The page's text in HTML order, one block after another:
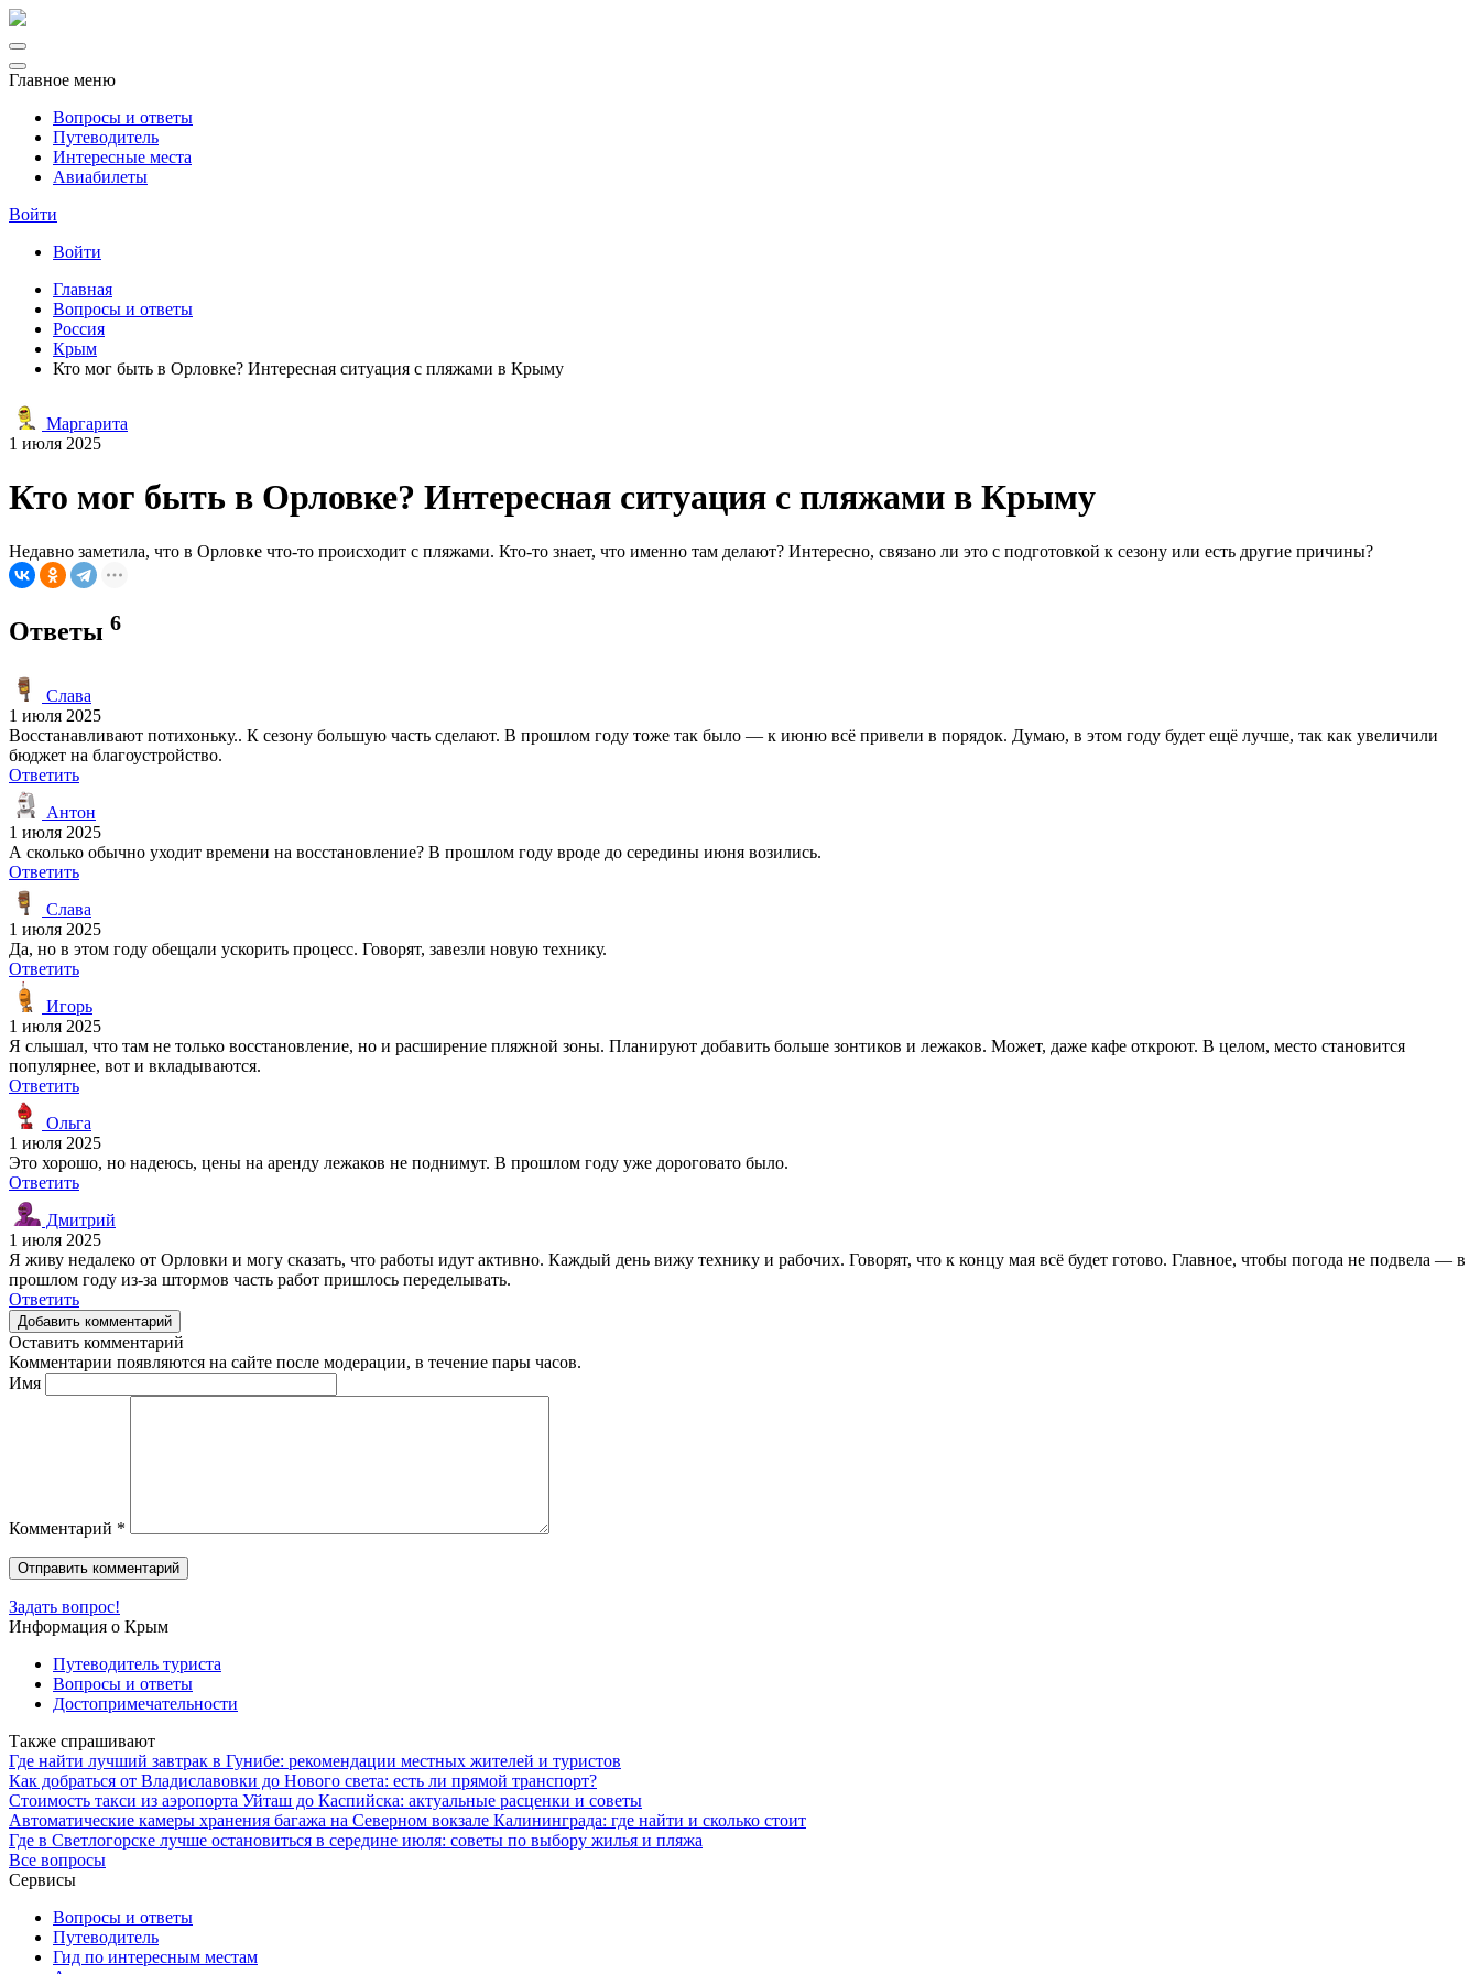
Главное меню
Вопросы и ответы
Путеводитель
Интересные места
Авиабилеты
Войти
Войти
Главная
Вопросы и ответы
Россия
Крым
Кто мог быть в Орловке? Интересная ситуация с пляжами в Крыму
Маргарита
1 июля 2025
Кто мог быть в Орловке? Интересная ситуация с пляжами в Крыму
Недавно заметила, что в Орловке что-то происходит с пляжами. Кто-то знает, что именно там делают? Интересно, связано ли это с подготовкой к сезону или есть другие причины?
Ответы 6
Слава
1 июля 2025
Восстанавливают потихоньку.. К сезону большую часть сделают. В прошлом году тоже так было — к июню всё привели в порядок. Думаю, в этом году будет ещё лучше, так как увеличили
бюджет на благоустройство.
Ответить
Антон
1 июля 2025
А сколько обычно уходит времени на восстановление? В прошлом году вроде до середины июня возились.
Ответить
Слава
1 июля 2025
Да, но в этом году обещали ускорить процесс. Говорят, завезли новую технику.
Ответить
Игорь
1 июля 2025
Я слышал, что там не только восстановление, но и расширение пляжной зоны. Планируют добавить больше зонтиков и лежаков. Может, даже кафе откроют. В целом, место становится
популярнее, вот и вкладываются.
Ответить
Ольга
1 июля 2025
Это хорошо, но надеюсь, цены на аренду лежаков не поднимут. В прошлом году уже дороговато было.
Ответить
Дмитрий
1 июля 2025
Я живу недалеко от Орловки и могу сказать, что работы идут активно. Каждый день вижу технику и рабочих. Говорят, что к концу мая всё будет готово. Главное, чтобы погода не подвела — в
прошлом году из-за штормов часть работ пришлось переделывать.
Ответить
Добавить комментарий
Оставить комментарий
Комментарии появляются на сайте после модерации, в течение пары часов.
Имя
Комментарий *
Задать вопрос!
Информация о Крым
Путеводитель туриста
Вопросы и ответы
Достопримечательности
Также спрашивают
Где найти лучший завтрак в Гунибе: рекомендации местных жителей и туристов
Как добраться от Владиславовки до Нового света: есть ли прямой транспорт?
Стоимость такси из аэропорта Уйташ до Каспийска: актуальные расценки и советы
Автоматические камеры хранения багажа на Северном вокзале Калининграда: где найти и сколько стоит
Где в Светлогорске лучше остановиться в середине июля: советы по выбору жилья и пляжа
Все вопросы
Сервисы
Вопросы и ответы
Путеводитель
Гид по интересным местам